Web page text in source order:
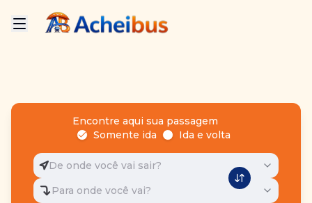
Encontre aqui sua passagem
Somente ida
Ida e volta
De onde você vai sair?
Para onde você vai?